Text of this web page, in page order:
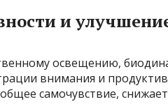
и
освещению,
внимания и
самочувствие,